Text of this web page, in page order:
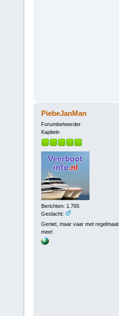
PiebeJanMan
Forumbeheerder
Kapitein
Berichten: 1.765
Geslacht:
Geniet, maar vaar met regelmaat
mee!